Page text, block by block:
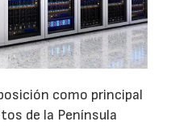
como principal
de la Península